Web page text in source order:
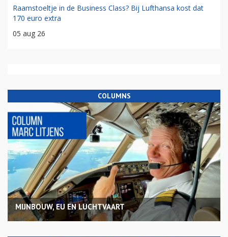
Raamstoeltje in de Business Class? Bij Lufthansa kost dat
170 euro extra
05 aug 26
COLUMNS
MIJNBOUW, EU EN LUCHTVAART